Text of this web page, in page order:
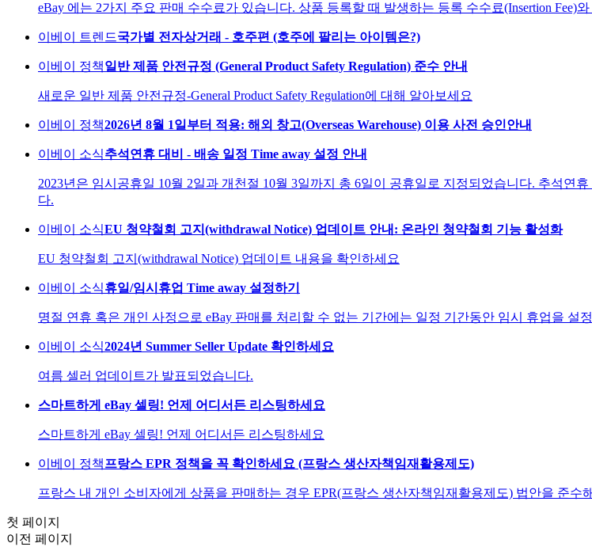
eBay 에는 2가지 주요 판매 수수료가 있습니다. 상품 등록할 때 발생하는 등록 수수료(Insertion Fee)
이베이 트렌드국가별 전자상거래 - 호주편 (호주에 팔리는 아이템은?)
이베이 정책일반 제품 안전규정 (General Product Safety Regulation) 준수 안내
새로운 일반 제품 안전규정-General Product Safety Regulation에 대해 알아보세요
이베이 정책2026년 8월 1일부터 적용: 해외 창고(Overseas Warehouse) 이용 사전 승인안내
이베이 소식추석연휴 대비 - 배송 일정 Time away 설정 안내
2023년은 임시공휴일 10월 2일과 개천절 10월 3일까지 총 6일이 공휴일로 지정되었습니다. 추석연
다.
이베이 소식EU 청약철회 고지(withdrawal Notice) 업데이트 안내: 온라인 청약철회 기능 활성화
EU 청약철회 고지(withdrawal Notice) 업데이트 내용을 확인하세요
이베이 소식휴일/임시휴업 Time away 설정하기
명절 연휴 혹은 개인 사정으로 eBay 판매를 처리할 수 없는 기간에는 일정 기간동안 임시 휴업을 설
이베이 소식2024년 Summer Seller Update 확인하세요
여름 셀러 업데이트가 발표되었습니다.
스마트하게 eBay 셀링! 언제 어디서든 리스팅하세요
스마트하게 eBay 셀링! 언제 어디서든 리스팅하세요
이베이 정책프랑스 EPR 정책을 꼭 확인하세요 (프랑스 생산자책임재활용제도)
프랑스 내 개인 소비자에게 상품을 판매하는 경우 EPR(프랑스 생산자책임재활용제도) 법안을 준수
첫 페이지
이전 페이지